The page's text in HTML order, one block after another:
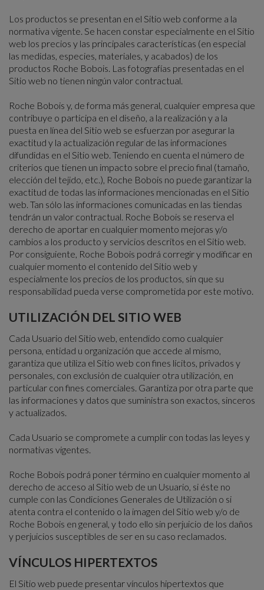
Los productos se presentan en el Sitio web conforme a la
normativa vigente. Se hacen constar especialmente en el Sitio
web los precios y las principales características (en especial
las medidas, especies, materiales, y acabados) de los
productos Roche Bobois. Las fotografías presentadas en el
Sitio web no tienen ningún valor contractual.
Roche Bobois y, de forma más general, cualquier empresa que
contribuye o participa en el diseño, a la realización y a la
puesta en línea del Sitio web se esfuerzan por asegurar la
exactitud y la actualización regular de las informaciones
difundidas en el Sitio web. Teniendo en cuenta el número de
criterios que tienen un impacto sobre el precio final (tamaño,
elección del tejido, etc.), Roche Bobois no puede garantizar la
exactitud de todas las informaciones mencionadas en el Sitio
web. Tan sólo las informaciones comunicadas en las tiendas
tendrán un valor contractual. Roche Bobois se reserva el
derecho de aportar en cualquier momento mejoras y/o
cambios a los producto y servicios descritos en el Sitio web.
Por consiguiente, Roche Bobois podrá corregir y modificar en
cualquier momento el contenido del Sitio web y
especialmente los precios de los productos, sin que su
responsabilidad pueda verse comprometida por este motivo.
UTILIZACIÓN DEL SITIO WEB
Cada Usuario del Sitio web, entendido como cualquier
persona, entidad u organización que accede al mismo,
garantiza que utiliza el Sitio web con fines lícitos, privados y
personales, con exclusión de cualquier otra utilización, en
particular con fines comerciales. Garantiza por otra parte que
las informaciones y datos que suministra son exactos, sinceros
y actualizados.
Cada Usuario se compromete a cumplir con todas las leyes y
normativas vigentes.
Roche Bobois podrá poner término en cualquier momento al
derecho de acceso al Sitio web de un Usuario, si éste no
cumple con las Condiciones Generales de Utilización o si
atenta contra el contenido o la imagen del Sitio web y/o de
Roche Bobois en general, y todo ello sin perjuicio de los daños
y perjuicios susceptibles de ser en su caso reclamados.
VÍNCULOS HIPERTEXTOS
El Sitio web puede presentar vínculos hipertextos que